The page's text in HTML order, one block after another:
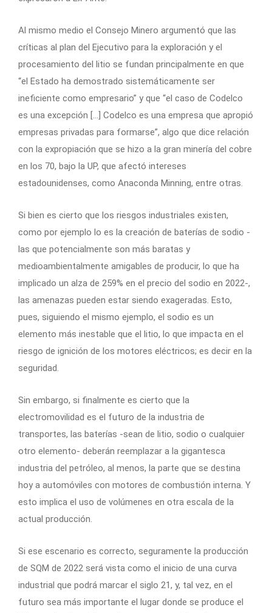
Al mismo medio el Consejo Minero argumentó que las
críticas al plan del Ejecutivo para la exploración y el
procesamiento del litio se fundan principalmente en que
“el Estado ha demostrado sistemáticamente ser
ineficiente como empresario” y que “el caso de Codelco
es una excepción […] Codelco es una empresa que apropió
empresas privadas para formarse”, algo que dice relación
con la expropiación que se hizo a la gran minería del cobre
en los 70, bajo la UP, que afectó intereses
estadounidenses, como Anaconda Minning, entre otras.
Si bien es cierto que los riesgos industriales existen,
como por ejemplo lo es la creación de baterías de sodio -
las que potencialmente son más baratas y
medioambientalmente amigables de producir, lo que ha
implicado un alza de 259% en el precio del sodio en 2022-,
las amenazas pueden estar siendo exageradas. Esto,
pues, siguiendo el mismo ejemplo, el sodio es un
elemento más inestable que el litio, lo que impacta en el
riesgo de ignición de los motores eléctricos; es decir en la
seguridad.
Sin embargo, si finalmente es cierto que la
electromovilidad es el futuro de la industria de
transportes, las baterías -sean de litio, sodio o cualquier
otro elemento- deberán reemplazar a la gigantesca
industria del petróleo, al menos, la parte que se destina
hoy a automóviles con motores de combustión interna. Y
esto implica el uso de volúmenes en otra escala de la
actual producción.
Si ese escenario es correcto, seguramente la producción
de SQM de 2022 será vista como el inicio de una curva
industrial que podrá marcar el siglo 21, y, tal vez, en el
futuro sea más importante el lugar donde se produce el